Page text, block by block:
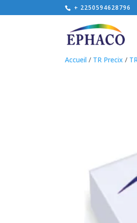
+ 2250594628796
Accueil / TR Precix /